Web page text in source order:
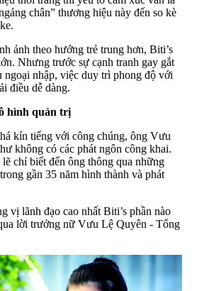
chân” thương hiệu này đến so kè
ảnh theo hướng trẻ trung hơn, Biti’s
Nhưng trước sự cạnh tranh gay gắt
ngoại nhập, việc duy trì phong độ với
điều dễ dàng.
hình quản trị
kín tiếng với công chúng, ông Vưu
không có các phát ngôn công khai.
chỉ biết đến ông thông qua những
gần 35 năm hình thành và phát
vị lãnh đạo cao nhất Biti’s phần nào
lời trưởng nữ Vưu Lệ Quyên - Tổng